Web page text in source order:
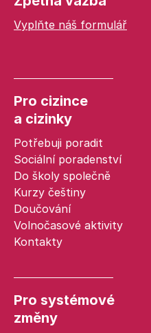
Vyplňte náš formulář
Pro cizince
a cizinky
Potřebuji poradit
Sociální poradenství
Do školy společně
Kurzy češtiny
Doučování
Volnočasové aktivity
Kontakty
Pro systémové
změny